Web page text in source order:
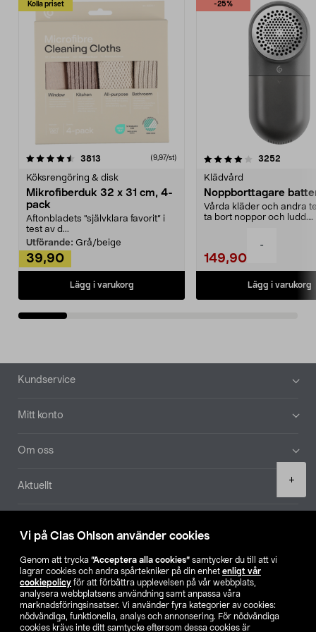
Vi på Clas Ohlson använder cookies
Genom att trycka ”Acceptera alla cookies” samtycker du till att vi
lagrar cookies och andra spårtekniker på din enhet enligt vår
cookiepolicy för att förbättra upplevelsen på vår webbplats,
analysera webbplatsens användning samt anpassa våra
marknadsföringsinsatser. Vi använder fyra kategorier av cookies:
nödvändiga, funktionella, analys och annonsering. För nödvändiga
cookies krävs inte ditt samtycke eftersom dessa cookies är
-
+
Kolla priset
3813 (9,97/st)
Köksrengöring & disk
Mikrofiberduk 32 x 31 cm, 4-
pack
Aftonbladets "självklara favorit” i
test av d...
Utförande: Grå/beige
39,90
Lägg i varukorg
-25%
4.0av 5 stjärnor 3252
Klädvård
Noppborttagare
Vårda kläder och andra
ta bort noppor och ludd.
149,90
Lägg i varukorg
4.5av 5 stjärnor
Sidfot
Kundservice
Mitt konto
Om oss
Aktuellt
Hitta butik
SE NO FI